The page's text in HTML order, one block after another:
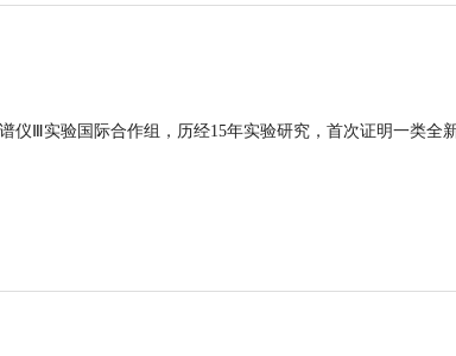
仪Ⅲ实验国际合作组，历经15年实验研究，首次证明一类全